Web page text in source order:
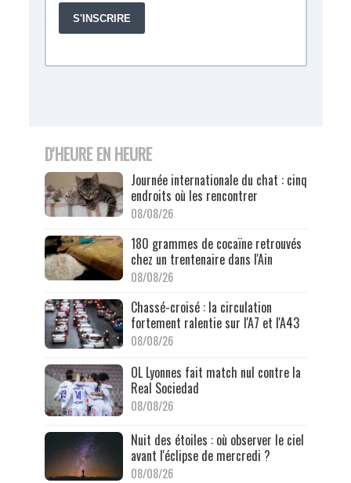
D'HEURE EN HEURE
Journée internationale du chat : cinq
endroits où les rencontrer
08/08/26
180 grammes de cocaïne retrouvés
chez un trentenaire dans l'Ain
08/08/26
Chassé-croisé : la circulation
fortement ralentie sur l'A7 et l'A43
08/08/26
OL Lyonnes fait match nul contre la
Real Sociedad
08/08/26
Nuit des étoiles : où observer le ciel
avant l'éclipse de mercredi ?
08/08/26